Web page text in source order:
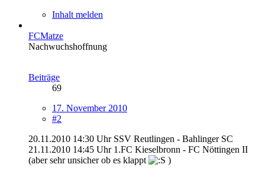
Inhalt melden
FCMatze
Nachwuchshoffnung
Beiträge
69
17. November 2010
#2
20.11.2010 14:30 Uhr SSV Reutlingen - Bahlinger SC
21.11.2010 14:45 Uhr 1.FC Kieselbronn - FC Nöttingen II
(aber sehr unsicher ob es klappt
)